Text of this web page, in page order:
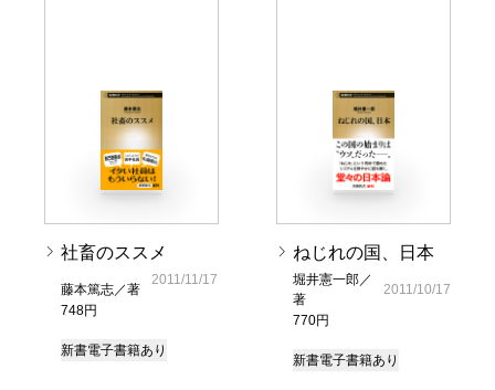
社畜のススメ
藤本篤志／著
748円
2011/11/17
新書電子書籍あり
ねじれの国、日本
堀井憲一郎／
著
770円
2011/10/17
新書電子書籍あり